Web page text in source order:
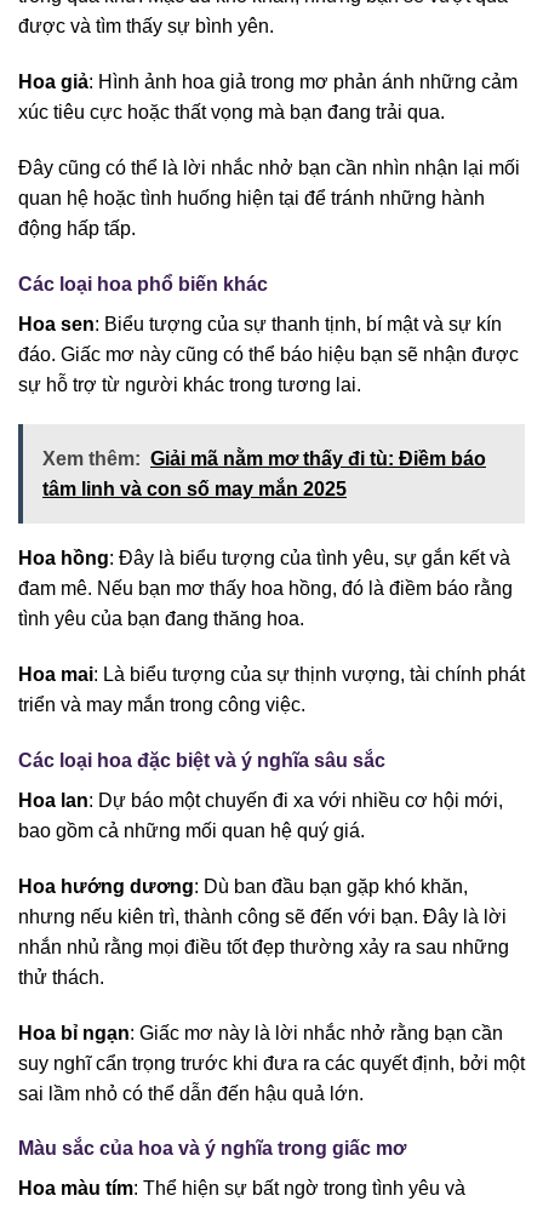
được và tìm thấy sự bình yên.
Hoa giả: Hình ảnh hoa giả trong mơ phản ánh những cảm
xúc tiêu cực hoặc thất vọng mà bạn đang trải qua.
Đây cũng có thể là lời nhắc nhở bạn cần nhìn nhận lại mối
quan hệ hoặc tình huống hiện tại để tránh những hành
động hấp tấp.
Các loại hoa phổ biến khác
Hoa sen: Biểu tượng của sự thanh tịnh, bí mật và sự kín
đáo. Giấc mơ này cũng có thể báo hiệu bạn sẽ nhận được
sự hỗ trợ từ người khác trong tương lai.
Xem thêm: Giải mã nằm mơ thấy đi tù: Điềm báo
tâm linh và con số may mắn 2025
Hoa hồng: Đây là biểu tượng của tình yêu, sự gắn kết và
đam mê. Nếu bạn mơ thấy hoa hồng, đó là điềm báo rằng
tình yêu của bạn đang thăng hoa.
Hoa mai: Là biểu tượng của sự thịnh vượng, tài chính phát
triển và may mắn trong công việc.
Các loại hoa đặc biệt và ý nghĩa sâu sắc
Hoa lan: Dự báo một chuyến đi xa với nhiều cơ hội mới,
bao gồm cả những mối quan hệ quý giá.
Hoa hướng dương: Dù ban đầu bạn gặp khó khăn,
nhưng nếu kiên trì, thành công sẽ đến với bạn. Đây là lời
nhắn nhủ rằng mọi điều tốt đẹp thường xảy ra sau những
thử thách.
Hoa bỉ ngạn: Giấc mơ này là lời nhắc nhở rằng bạn cần
suy nghĩ cẩn trọng trước khi đưa ra các quyết định, bởi một
sai lầm nhỏ có thể dẫn đến hậu quả lớn.
Màu sắc của hoa và ý nghĩa trong giấc mơ
Hoa màu tím: Thể hiện sự bất ngờ trong tình yêu và